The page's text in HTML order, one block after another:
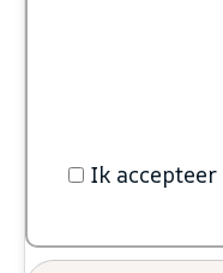
Ik accepteer